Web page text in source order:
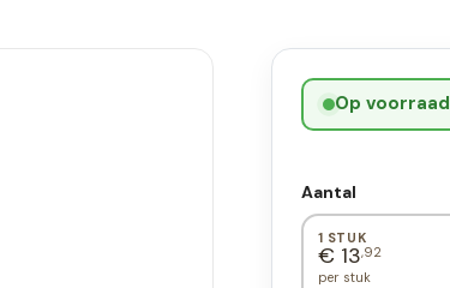
Op voorraad
Aantal
1 STUK
€ 13,92
per stuk